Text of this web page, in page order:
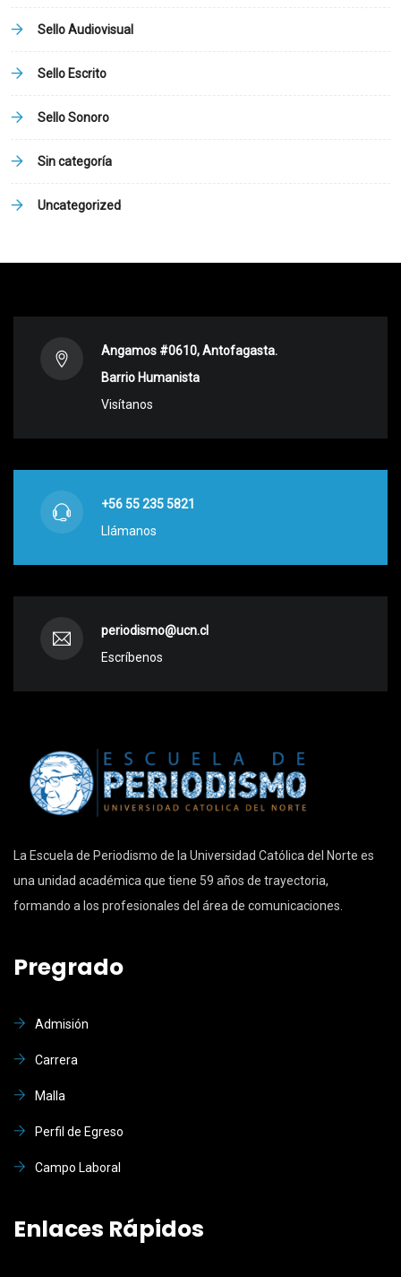
Sello Audiovisual
Sello Escrito
Sello Sonoro
Sin categoría
Uncategorized
Angamos #0610, Antofagasta.
Barrio Humanista
Visítanos
+56 55 235 5821
Llámanos
periodismo@ucn.cl
Escríbenos
La Escuela de Periodismo de la Universidad Católica del Norte es
una unidad académica que tiene 59 años de trayectoria,
formando a los profesionales del área de comunicaciones.
Pregrado
Admisión
Carrera
Malla
Perfil de Egreso
Campo Laboral
Enlaces Rápidos